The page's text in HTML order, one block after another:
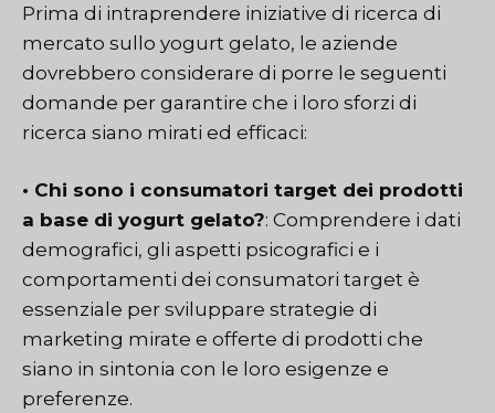
Prima di intraprendere iniziative di ricerca di
mercato sullo yogurt gelato, le aziende
dovrebbero considerare di porre le seguenti
domande per garantire che i loro sforzi di
ricerca siano mirati ed efficaci:
• Chi sono i consumatori target dei prodotti
a base di yogurt gelato?: Comprendere i dati
demografici, gli aspetti psicografici e i
comportamenti dei consumatori target è
essenziale per sviluppare strategie di
marketing mirate e offerte di prodotti che
siano in sintonia con le loro esigenze e
preferenze.